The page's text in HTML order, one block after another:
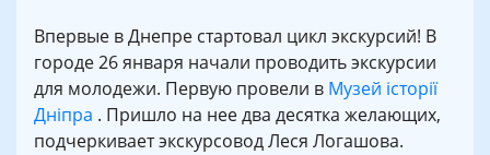
Впервые в Днепре стартовал цикл экскурсий! В
городе 26 января начали проводить экскурсии
для молодежи. Первую провели в Музей історії
Дніпра . Пришло на нее два десятка желающих,
подчеркивает экскурсовод Леся Логашова.